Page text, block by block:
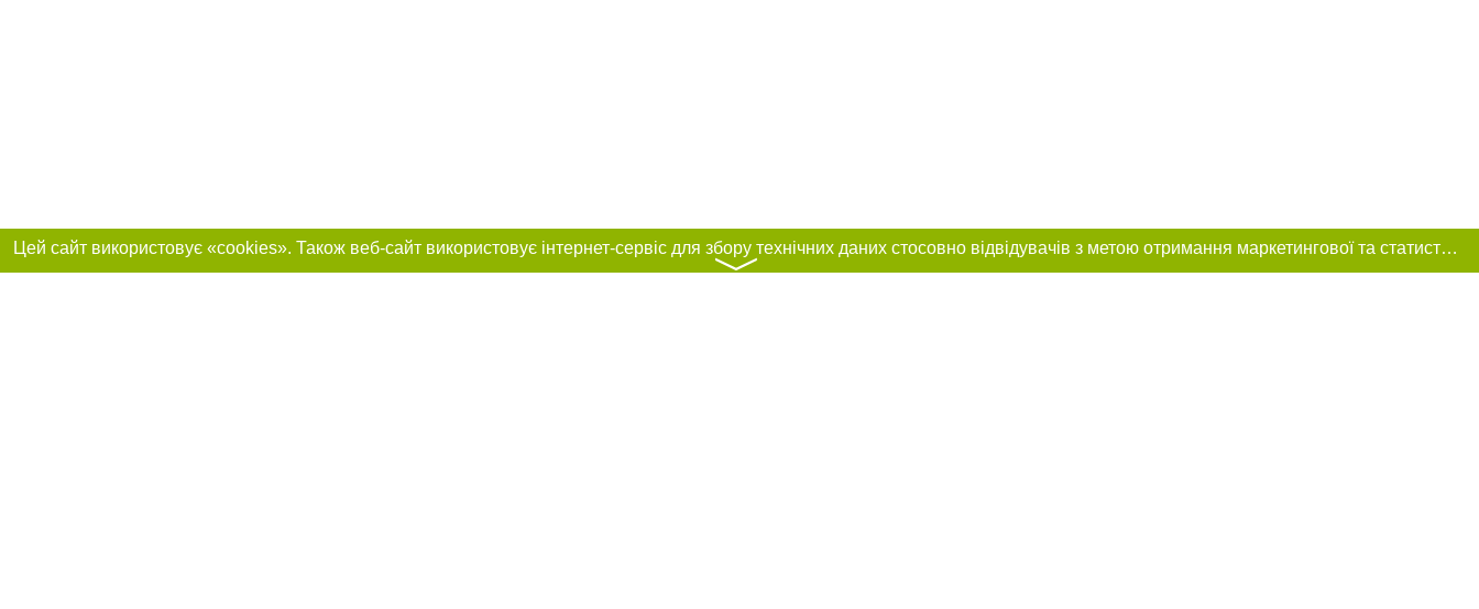
Цей сайт використовує «cookies». Також веб-сайт використовує інтернет-сервіс для збору технічних даних стосовно відвідувачів з метою отримання маркетингової та статистичної інформації. Умови обробки даних відвідувачів сайту див.
〉